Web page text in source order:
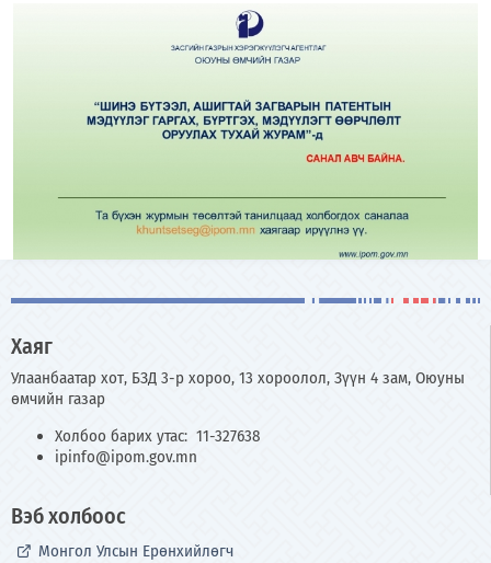
Хаяг
Улаанбаатар хот, БЗД 3-р хороо, 13 хороолол, Зүүн 4 зам, Оюуны
өмчийн газар
Холбоо барих утас: 11-327638
ipinfo@ipom.gov.mn
Вэб холбоос
Монгол Улсын Ерөнхийлөгч